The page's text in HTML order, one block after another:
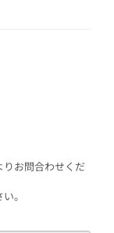
りお問合わせくだ
。